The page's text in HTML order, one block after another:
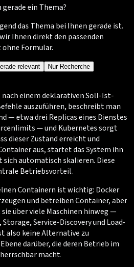
ein Thema?
das Thema bei Ihnen gerade ist.
Ihnen direkt den passenden
Formular.
relevant Nur Recherche
einem deklarativen Soll-Ist-
auszuführen, beschreibt man
— etwa drei Replicas eines Dienstes
— und Kubernetes sorgt
dieser Zustand erreicht und
aus, startet das System ihn
automatisch skalieren. Diese
Betriebsvorteil.
Containern ist wichtig: Docker
und betreiben Container, aber
über viele Maschinen hinweg —
Service-Discovery und Load-
also keine Alternative zu
darüber, die deren Betrieb im
macht.